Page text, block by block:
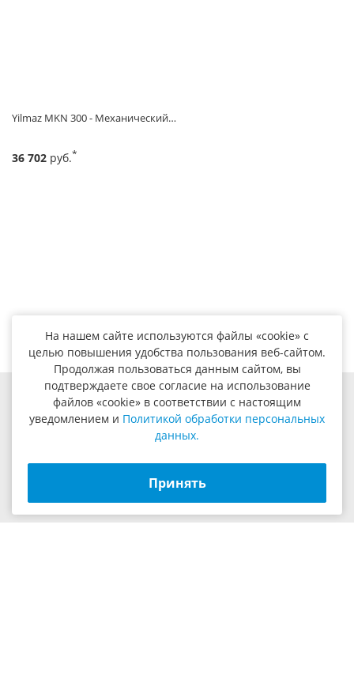
Yilmaz MKN 300 - Механический…
36 702 руб.*
8 (800) 201-48-54
8 (495) 347-87-60
8 (495) 347-87-61
8 (495) 347-94-30
109469, г. Москва, ул. Братиславская, д.29, корп. 1, оф.10
info@yilmazrus.ru
На нашем сайте используются файлы «cookie» с
целью повышения удобства пользования веб-сайтом.
Продолжая пользоваться данным сайтом, вы
подтверждаете свое согласие на использование
файлов «cookie» в соответствии с настоящим
уведомлением и Политикой обработки персональных
данных.
Принять